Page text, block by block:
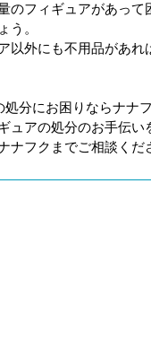
のフィギュアがあっ
う。
以外にも不用品があれ
分にお困りならナナ
ュアの処分のお手伝い
ナフクまでご相談くだ